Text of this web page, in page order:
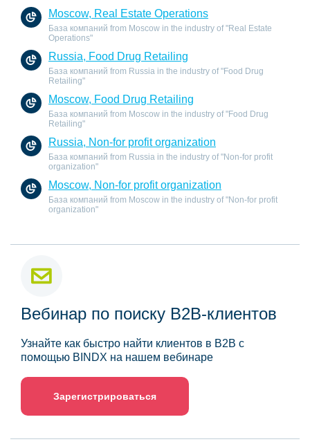
Moscow, Real Estate Operations
База компаний from Moscow in the industry of "Real Estate
Operations"
Russia, Food Drug Retailing
База компаний from Russia in the industry of "Food Drug
Retailing"
Moscow, Food Drug Retailing
База компаний from Moscow in the industry of "Food Drug
Retailing"
Russia, Non-for profit organization
База компаний from Russia in the industry of "Non-for profit
organization"
Moscow, Non-for profit organization
База компаний from Moscow in the industry of "Non-for profit
organization"
Вебинар по поиску B2B-клиентов
Узнайте как быстро найти клиентов в B2B с
помощью BINDX на нашем вебинаре
Зарегистрироваться